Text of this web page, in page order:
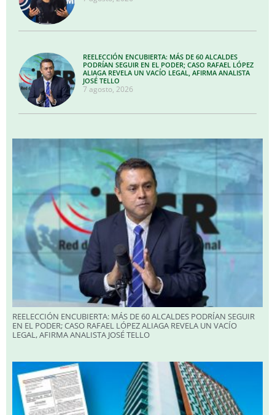
REELECCIÓN ENCUBIERTA: MÁS DE 60 ALCALDES
PODRÍAN SEGUIR EN EL PODER; CASO RAFAEL LÓPEZ
ALIAGA REVELA UN VACÍO LEGAL, AFIRMA ANALISTA
JOSÉ TELLO
7 agosto, 2026
REELECCIÓN ENCUBIERTA: MÁS DE 60 ALCALDES PODRÍAN SEGUIR
EN EL PODER; CASO RAFAEL LÓPEZ ALIAGA REVELA UN VACÍO
LEGAL, AFIRMA ANALISTA JOSÉ TELLO